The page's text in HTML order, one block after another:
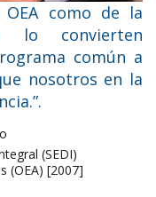
como de la
lo convierten
común a
nosotros en la
(SEDI)
(OEA) [2007]